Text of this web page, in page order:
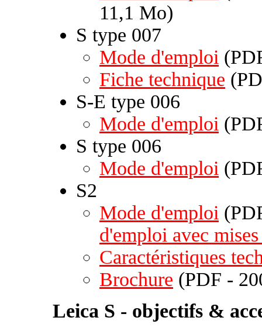
11,1 Mo)
S type 007
Mode d'emploi
Fiche technique
S-E type 006
Mode d'emploi
S type 006
Mode d'emploi
S2
Mode d'emploi
d'emploi avec
Caractéristiques
Brochure (PDF -
Leica S - objectifs &